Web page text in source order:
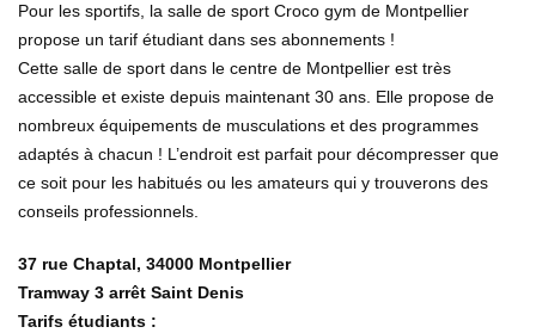
Pour les sportifs, la salle de sport Croco gym de Montpellier
propose un tarif étudiant dans ses abonnements !
Cette salle de sport dans le centre de Montpellier est très
accessible et existe depuis maintenant 30 ans. Elle propose de
nombreux équipements de musculations et des programmes
adaptés à chacun ! L’endroit est parfait pour décompresser que
ce soit pour les habitués ou les amateurs qui y trouverons des
conseils professionnels.
37 rue Chaptal, 34000 Montpellier
Tramway 3 arrêt Saint Denis
Tarifs étudiants :